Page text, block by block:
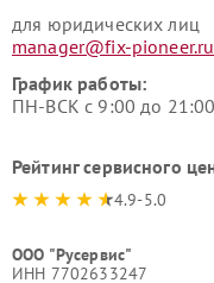
для юридических лиц
manager@fix-pioneer.ru
График работы:
ПН-ВСК с 9:00 до
Рейтинг сервисного
4.9-5.0
ООО "Русервис"
ИНН 7702633247